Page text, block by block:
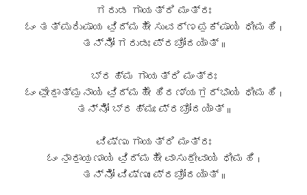
ಗರುಡ ಗಾಯತ್ರಿ ಮಂತ್ರಃ
ಓಂ ತತ್ಪುರು॑ಷಾಯ ವಿ॒ದ್ಮಹೇ॑ ಸುವರ್ಣಪ॒ಕ್ಷಾಯ॑ ಧೀಮಹಿ ।
ತನ್ನೋ॑ ಗರುಡಃ ಪ್ರಚೋ॒ದಯಾ᳚ತ್ ॥
ಬ್ರಹ್ಮ ಗಾಯತ್ರಿ ಮಂತ್ರಃ
ಓಂ ವೇ॒ದಾ॒ತ್ಮ॒ನಾಯ॑ ವಿ॒ದ್ಮಹೇ॑ ಹಿರಣ್ಯಗ॒ರ್ಭಾಯ॑ ಧೀಮಹಿ ।
ತನ್ನೋ॑ ಬ್ರಹ್ಮಃ ಪ್ರಚೋ॒ದಯಾ᳚ತ್ ॥
ವಿಷ್ಣು ಗಾಯತ್ರಿ ಮಂತ್ರಃ
ಓಂ ನಾ॒ರಾ॒ಯ॒ಣಾಯ॑ ವಿ॒ದ್ಮಹೇ॑ ವಾಸುದೇ॒ವಾಯ॑ ಧೀಮಹಿ ।
ತನ್ನೋ॑ ವಿಷ್ಣುಃ ಪ್ರಚೋ॒ದಯಾ᳚ತ್ ॥